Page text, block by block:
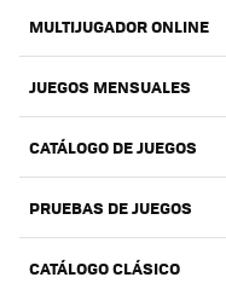
MULTIJUGADOR ONLINE
JUEGOS MENSUALES
CATÁLOGO DE JUEGOS
PRUEBAS DE JUEGOS
CATÁLOGO CLÁSICO